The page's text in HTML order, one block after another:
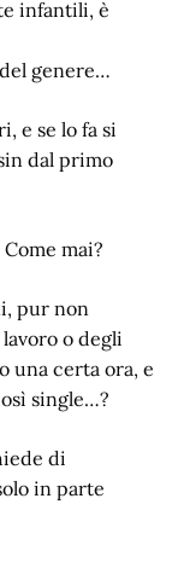
infantili, è
genere…
e se lo fa si
dal primo
mai?
pur non
o degli
una certa ora, e
single…?
di
in parte